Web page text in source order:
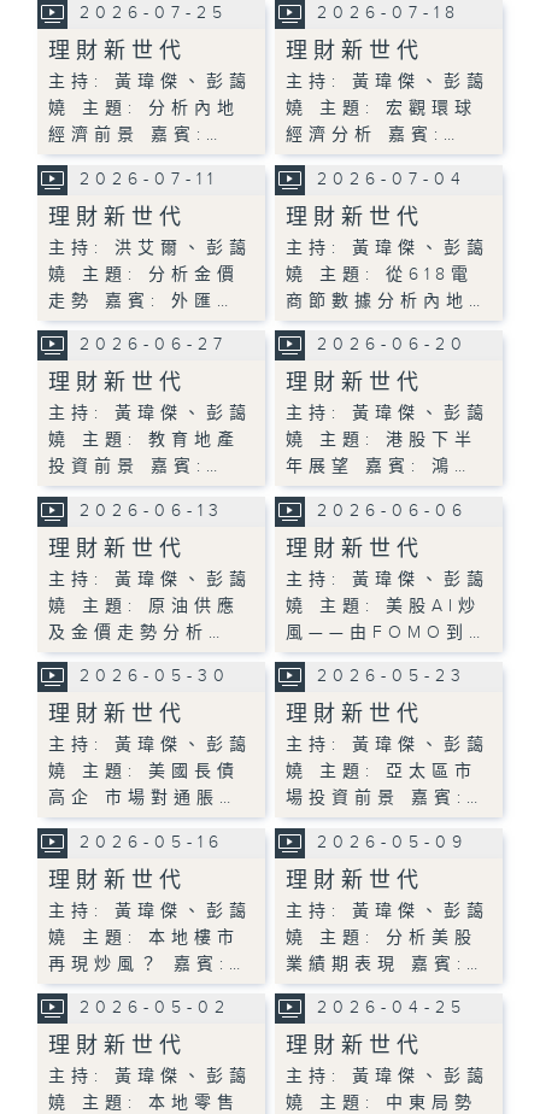
2026-07-25
理財新世代
主持: 黃瑋傑、彭藹
嬈 主題: 分析內地
經濟前景 嘉賓:…
2026-07-18
理財新世代
主持: 黃瑋傑、彭藹
嬈 主題: 宏觀環球
經濟分析 嘉賓:…
2026-07-11
理財新世代
主持: 洪艾爾、彭藹
嬈 主題: 分析金價
走勢 嘉賓: 外匯…
2026-07-04
理財新世代
主持: 黃瑋傑、彭藹
嬈 主題: 從618電
商節數據分析內地…
2026-06-27
理財新世代
主持: 黃瑋傑、彭藹
嬈 主題: 教育地產
投資前景 嘉賓:…
2026-06-20
理財新世代
主持: 黃瑋傑、彭藹
嬈 主題: 港股下半
年展望 嘉賓: 鴻…
2026-06-13
理財新世代
主持: 黃瑋傑、彭藹
嬈 主題: 原油供應
及金價走勢分析…
2026-06-06
理財新世代
主持: 黃瑋傑、彭藹
嬈 主題: 美股AI炒
風——由FOMO到…
2026-05-30
理財新世代
主持: 黃瑋傑、彭藹
嬈 主題: 美國長債
高企 市場對通脹…
2026-05-23
理財新世代
主持: 黃瑋傑、彭藹
嬈 主題: 亞太區市
場投資前景 嘉賓:…
2026-05-16
理財新世代
主持: 黃瑋傑、彭藹
嬈 主題: 本地樓市
再現炒風？ 嘉賓:…
2026-05-09
理財新世代
主持: 黃瑋傑、彭藹
嬈 主題: 分析美股
業績期表現 嘉賓:…
2026-05-02
理財新世代
主持: 黃瑋傑、彭藹
嬈 主題: 本地零售
2026-04-25
理財新世代
主持: 黃瑋傑、彭藹
嬈 主題: 中東局勢